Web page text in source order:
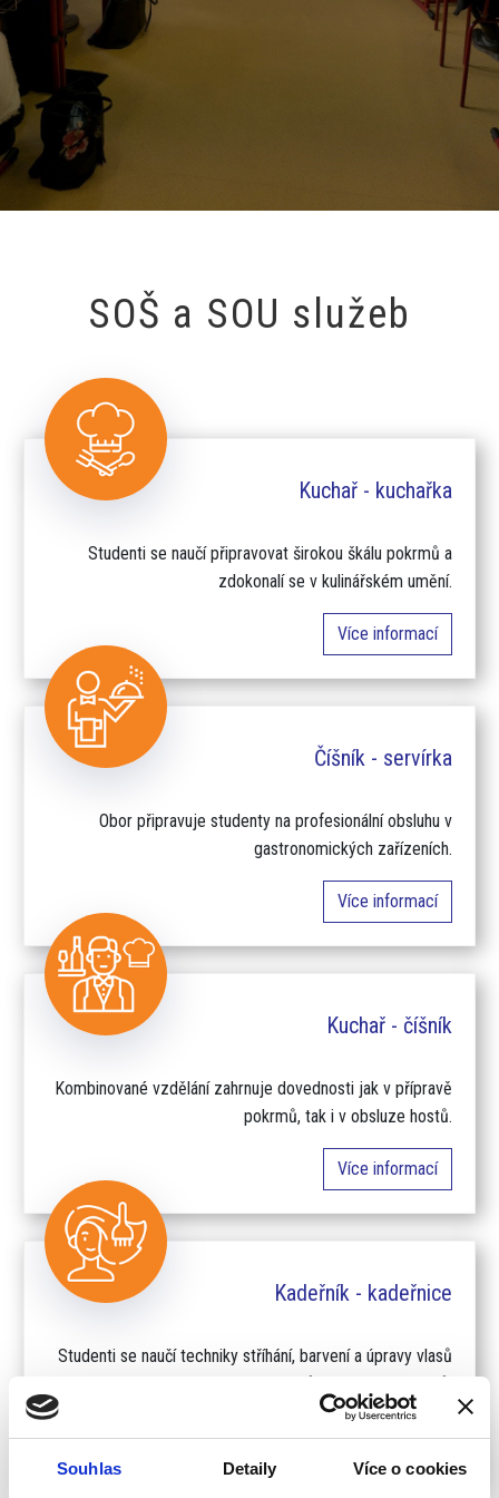
Souhlas Detaily Více o cookies
SOŠ a SOU služeb
Kuchař - kuchařka
Studenti se naučí připravovat širokou škálu pokrmů a
zdokonalí se v kulinářském umění.
Více informací
Číšník - servírka
Obor připravuje studenty na profesionální obsluhu v
gastronomických zařízeních.
Více informací
Kuchař - číšník
Kombinované vzdělání zahrnuje dovednosti jak v přípravě
pokrmů, tak i v obsluze hostů.
Více informací
Kadeřník - kadeřnice
Studenti se naučí techniky stříhání, barvení a úpravy vlasů
pro různé typy zákazníků.
Více informací